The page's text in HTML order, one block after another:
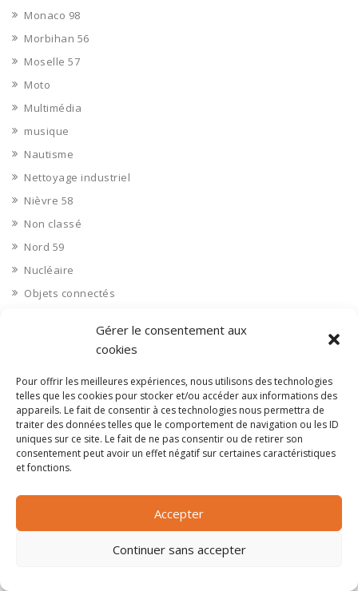
Gérer le consentement aux
cookies
Pour offrir les meilleures expériences, nous utilisons des technologies
telles que les cookies pour stocker et/ou accéder aux informations des
appareils. Le fait de consentir à ces technologies nous permettra de
traiter des données telles que le comportement de navigation ou les ID
uniques sur ce site. Le fait de ne pas consentir ou de retirer son
consentement peut avoir un effet négatif sur certaines caractéristiques
et fonctions.
Accepter
Continuer sans accepter
Monaco 98
Morbihan 56
Moselle 57
Moto
Multimédia
musique
Nautisme
Nettoyage industriel
Nièvre 58
Non classé
Nord 59
Nucléaire
Objets connectés
Opérateurs télécom
Optique
Ordinateurs
Orne 61